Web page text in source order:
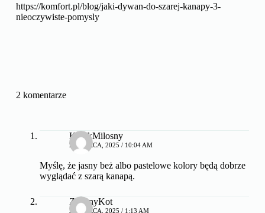
https://komfort.pl/blog/jaki-dywan-do-szarej-kanapy-3-
nieoczywiste-pomysly
2 komentarze
KotekMilosny
23 MARCA, 2025 / 10:04 AM
Myślę, że jasny beż albo pastelowe kolory będą dobrze
wyglądać z szarą kanapą.
ZielonyKot
26 MARCA, 2025 / 1:13 AM